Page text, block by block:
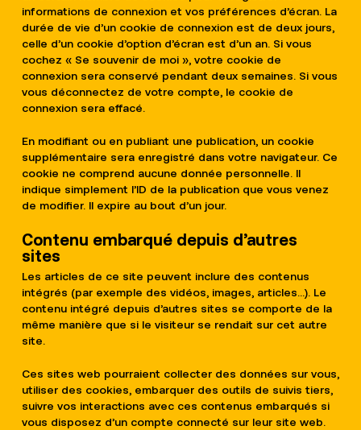
informations de connexion et vos préférences d’écran. La
durée de vie d’un cookie de connexion est de deux jours,
celle d’un cookie d’option d’écran est d’un an. Si vous
cochez « Se souvenir de moi », votre cookie de
connexion sera conservé pendant deux semaines. Si vous
vous déconnectez de votre compte, le cookie de
connexion sera effacé.
En modifiant ou en publiant une publication, un cookie
supplémentaire sera enregistré dans votre navigateur. Ce
cookie ne comprend aucune donnée personnelle. Il
indique simplement l’ID de la publication que vous venez
de modifier. Il expire au bout d’un jour.
Contenu embarqué depuis d’autres
sites
Les articles de ce site peuvent inclure des contenus
intégrés (par exemple des vidéos, images, articles…). Le
contenu intégré depuis d’autres sites se comporte de la
même manière que si le visiteur se rendait sur cet autre
site.
Ces sites web pourraient collecter des données sur vous,
utiliser des cookies, embarquer des outils de suivis tiers,
suivre vos interactions avec ces contenus embarqués si
vous disposez d’un compte connecté sur leur site web.